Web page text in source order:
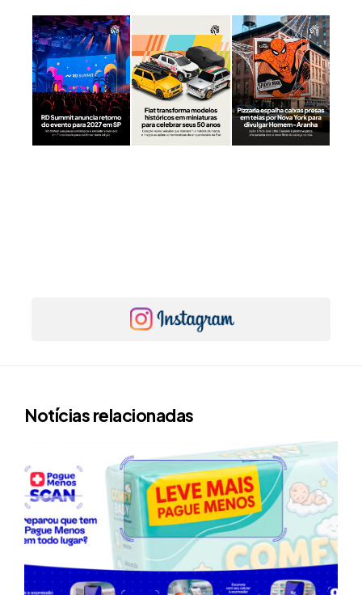
Notícias relacionadas